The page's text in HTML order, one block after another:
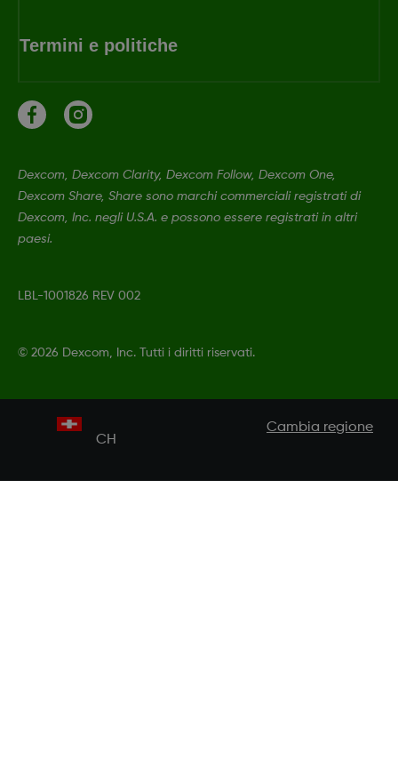
Termini e politiche
Dexcom, Dexcom Clarity, Dexcom Follow, Dexcom One,
Dexcom Share, Share sono marchi commerciali registrati di
Dexcom, Inc. negli U.S.A. e possono essere registrati in altri
paesi.
LBL-1001826 REV 002
© 2026 Dexcom, Inc. Tutti i diritti riservati.
CH
Cambia regione